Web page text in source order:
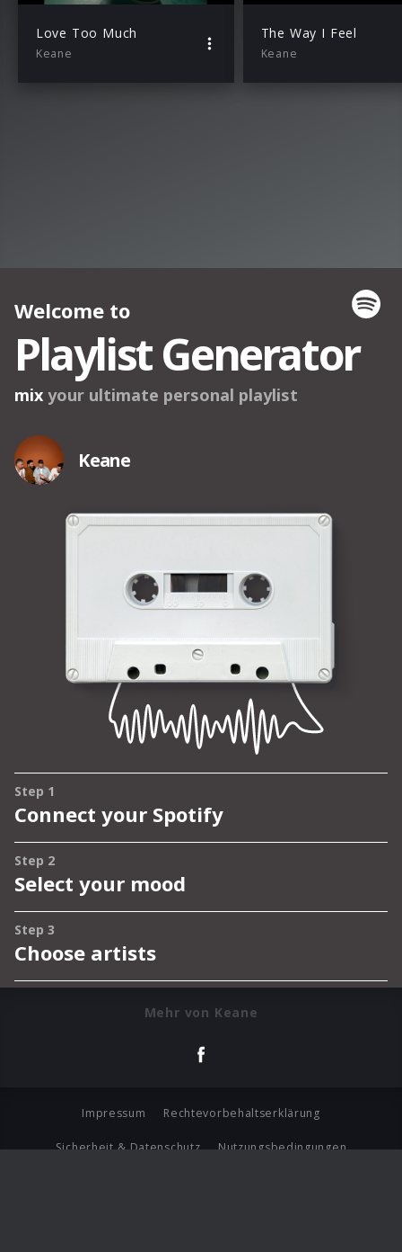
Love Too Much
Keane
The Way I Feel
Keane
Mehr von Keane
Impressum Rechtevorbehaltserklärung
Sicherheit & Datenschutz Nutzungsbedingungen